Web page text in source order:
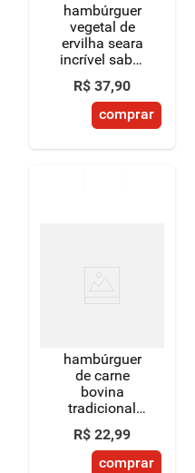
hambúrguer
vegetal de
ervilha seara
incrível sabor
frango 452g
R$ 37,90
comprar
hambúrguer
de carne
bovina
tradicional
sadia speciale
caixa 350g 2
unidades
R$ 22,99
comprar